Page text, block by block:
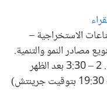
الاستخراجية –
مصادر النمو والتنمية.
بالعربية والإنجليزية والفرنسية والإسبانية. 2 – 3:30 بعد الظهر
بتوقيت شرق الولايات المتحدة (18:00- 19:30 بتوقيت جرينتش)